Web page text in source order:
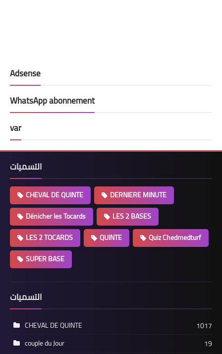
Adsense
WhatsApp abonnement
var
التسميات
CHEVAL DE QUINTE
DERNIERE MINUTE
Dénicher les Tocards
LES 2 BASES
LES 2 TOCARDS
QUINTE
Quiz Chedmedturf
SUPER BASE
التسميات
CHEVAL DE QUINTE
1017
couple du Jour
19